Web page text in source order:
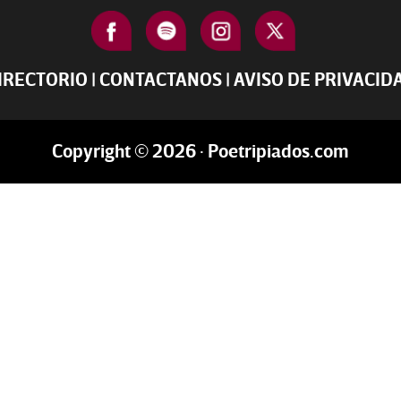
| CONTACTANOS| AVISO DE
Copyright © 2026 · Poetripiados.com